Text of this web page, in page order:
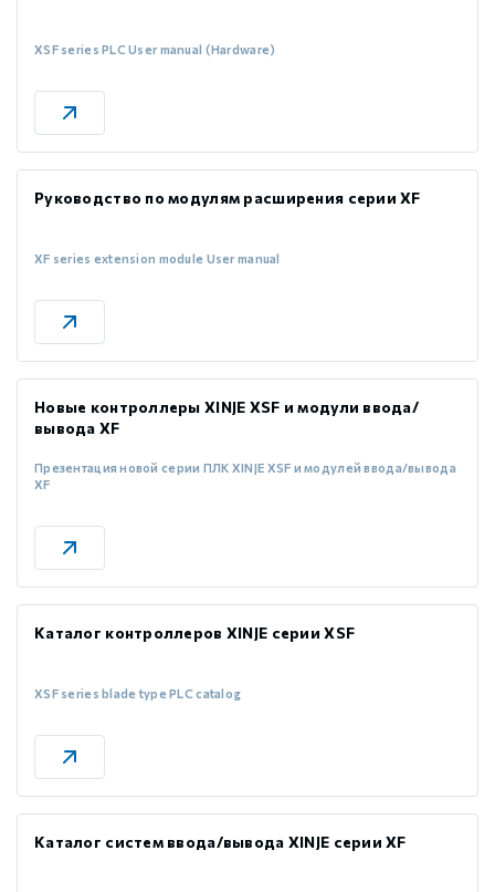
XSF series PLC User manual (Hardware)
Руководство по модулям расширения серии XF
XF series extension module User manual
Новые контроллеры XINJE XSF и модули ввода/
вывода XF
Презентация новой серии ПЛК XINJE XSF и модулей ввода/вывода
XF
Каталог контроллеров XINJE серии XSF
XSF series blade type PLC catalog
Каталог систем ввода/вывода XINJE серии XF